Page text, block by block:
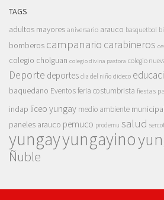
TAGS
adultos mayores aniversario arauco basquetbol
bomberos campanario carabineros
colegio cholguan colegio divina pastora colegio
Deporte deportes dia del niño dideco
baquedano Eventosferia costumbrista fiestas
indap liceo yungay medio ambiente
paneles arauco pemuco prodemu salud
yungayyungayino
Ñuble